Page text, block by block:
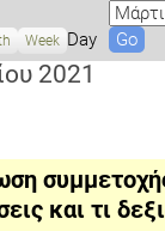
Week Day
M
o
n
2021
και τι